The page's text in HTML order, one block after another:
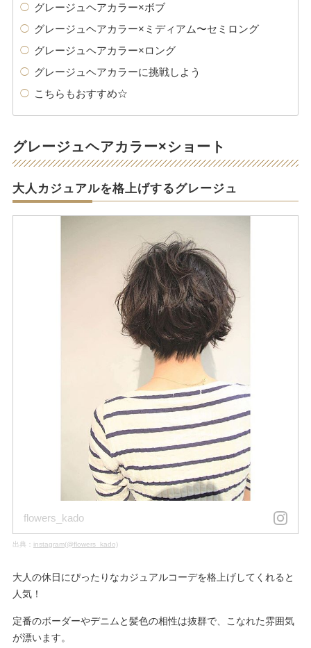
グレージュヘアカラー×ボブ
グレージュヘアカラー×ミディアム〜セミロング
グレージュヘアカラー×ロング
グレージュヘアカラーに挑戦しよう
こちらもおすすめ☆
グレージュヘアカラー×ショート
大人カジュアルを格上げするグレージュ
flowers_kado
出典： instagram(@flowers_kado)
大人の休日にぴったりなカジュアルコーデを格上げしてくれると
人気！
定番のボーダーやデニムと髪色の相性は抜群で、こなれた雰囲気
が漂います。